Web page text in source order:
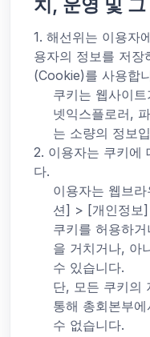
1. 해선위는 이용자
용자의 정보를 저장
(Cookie)를 사용합
쿠키는 웹사이
넷익스플로러,
는 소량의 정보
2. 이용자는 쿠키에
다.
이용자는 웹브
션] > [개인정보
쿠키를 허용하
을 거치거나, 아
수 있습니다.
단, 모든 쿠키의
통해 총회본부
수 없습니다.